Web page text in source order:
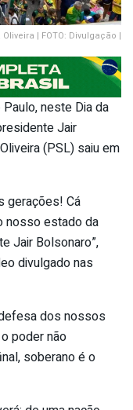
| FOTO: Divulgação |
neste Dia da
Jair
(PSL) saiu em
gerações! Cá
nosso estado da
Jair Bolsonaro”,
divulgado nas
dos nossos
poder não
soberano é o